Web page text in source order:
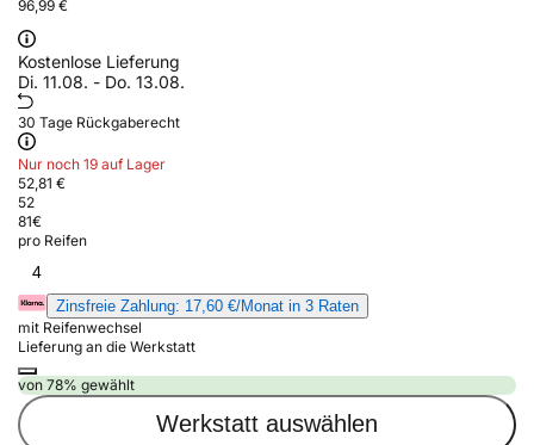
96,99 €
Kostenlose Lieferung
Di. 11.08. - Do. 13.08.
30 Tage Rückgaberecht
Nur noch 19 auf Lager
52,81 €
52
81€
pro Reifen
4
Zinsfreie Zahlung: 17,60 €/Monat in 3 Raten
mit Reifenwechsel
Lieferung an die Werkstatt
von 78% gewählt
Werkstatt auswählen